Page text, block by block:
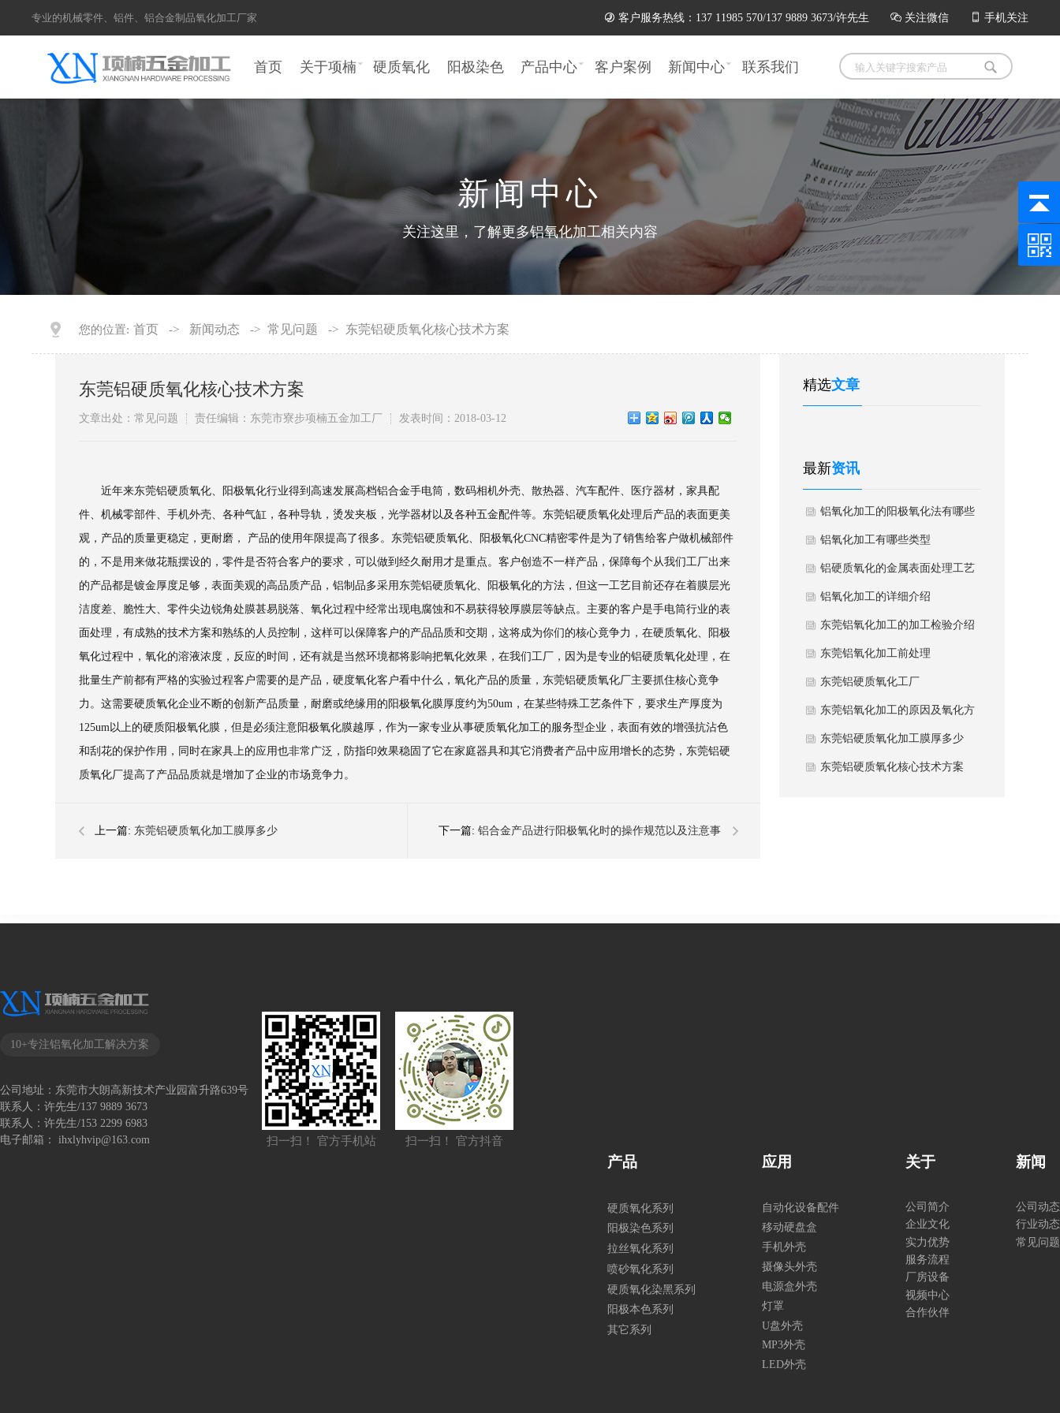
专业的机械零件、铝件、铝合金制品氧化加工厂家  客户服务热线：137 11985 570/137 9889 3673/许先生  关注微信  手机关注
首页 关于项楠 硬质氧化 阳极染色 产品中心 客户案例 新闻中心 联系我们
新闻中心
关注这里，了解更多铝氧化加工相关内容
您的位置: 首页 -> 新闻动态 -> 常见问题 -> 东莞铝硬质氧化核心技术方案
东莞铝硬质氧化核心技术方案
文章出处：常见问题 责任编辑：东莞市寮步项楠五金加工厂 发表时间：2018-03-12
近年来东莞铝硬质氧化、阳极氧化行业得到高速发展高档铝合金手电筒，数码相机外壳、散热器、汽车配件、医疗器材，家具配
件、机械零部件、手机外壳、各种气缸，各种导轨，烫发夹板，光学器材以及各种五金配件等。东莞铝硬质氧化处理后产品的表面更美
观，产品的质量更稳定，更耐磨， 产品的使用年限提高了很多。东莞铝硬质氧化、阳极氧化CNC精密零件是为了销售给客户做机械部件
的，不是用来做花瓶摆设的，零件是否符合客户的要求，可以做到经久耐用才是重点。客户创造不一样产品，保障每个从我们工厂出来
的产品都是镀金厚度足够，表面美观的高品质产品，铝制品多采用东莞铝硬质氧化、阳极氧化的方法，但这一工艺目前还存在着膜层光
洁度差、脆性大、零件尖边锐角处膜甚易脱落、氧化过程中经常出现电腐蚀和不易获得较厚膜层等缺点。主要的客户是手电筒行业的表
面处理，有成熟的技术方案和熟练的人员控制，这样可以保障客户的产品品质和交期，这将成为你们的核心竟争力，在硬质氧化、阳极
氧化过程中，氧化的溶液浓度，反应的时间，还有就是当然环境都将影响把氧化效果，在我们工厂，因为是专业的铝硬质氧化处理，在
批量生产前都有严格的实验过程客户需要的是产品，硬度氧化客户看中什么，氧化产品的质量，东莞铝硬质氧化厂主要抓住核心竟争
力。这需要硬质氧化企业不断的创新产品质量，耐磨或绝缘用的阳极氧化膜厚度约为50um，在某些特殊工艺条件下，要求生产厚度为
125um以上的硬质阳极氧化膜，但是必须注意阳极氧化膜越厚，作为一家专业从事硬质氧化加工的服务型企业，表面有效的增强抗沾色
和刮花的保护作用，同时在家具上的应用也非常广泛，防指印效果稳固了它在家庭器具和其它消费者产品中应用增长的态势，东莞铝硬
质氧化厂提高了产品品质就是增加了企业的市场竟争力。
上一篇: 东莞铝硬质氧化加工膜厚多少 下一篇: 铝合金产品进行阳极氧化时的操作规范以及注意事
精选文章
最新资讯
铝氧化加工的阳极氧化法有哪些
操作要点？
铝氧化加工有哪些类型
铝硬质氧化的金属表面处理工艺
详细介绍
铝氧化加工的详细介绍
东莞铝氧化加工的加工检验介绍
东莞铝氧化加工前处理
东莞铝硬质氧化工厂
东莞铝氧化加工的原因及氧化方
法
东莞铝硬质氧化加工膜厚多少
东莞铝硬质氧化核心技术方案
10+专注铝氧化加工解决方案
公司地址： 东莞市大朗高新技术产业园富升路639号
联系人： 许先生/137 9889 3673
联系人： 许先生/153 2299 6983
电子邮箱：
ihxlyhvip@163.com 扫一扫！ 官方手机站 扫一扫！ 官方抖音
产品
硬质氧化系列
阳极染色系列
拉丝氧化系列
喷砂氧化系列
硬质氧化染黑系列
阳极本色系列
其它系列
应用
自动化设备配件
移动硬盘盒
手机外壳
摄像头外壳
电源盒外壳
灯罩
U盘外壳
MP3外壳
LED外壳
关于
公司简介
企业文化
实力优势
服务流程
厂房设备
视频中心
合作伙伴
新闻
公司动态
行业动态
常见问题